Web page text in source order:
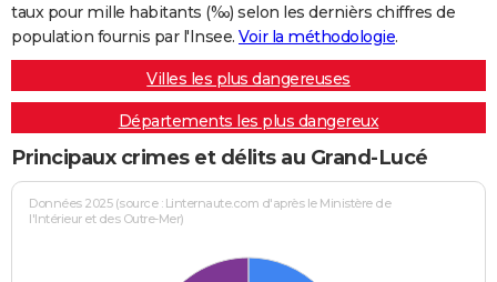
taux pour mille habitants (‰) selon les dernièrs chiffres de
population fournis par l'Insee. Voir la méthodologie.
Villes les plus dangereuses
Départements les plus dangereux
Principaux crimes et délits au Grand-Lucé
Données 2025 (source : Linternaute.com d'après le Ministère de
l'Intérieur et des Outre-Mer)